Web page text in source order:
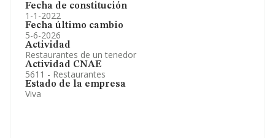
Fecha de constitución
1-1-2022
Fecha último cambio
5-6-2026
Actividad
Restaurantes de un tenedor
Actividad CNAE
5611 - Restaurantes
Estado de la empresa
Viva